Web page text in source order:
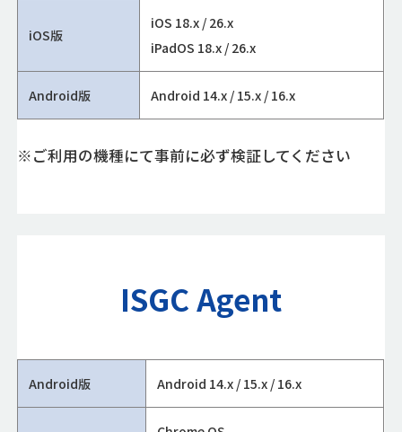
iOS版
iOS 18.x / 26.x
iPadOS 18.x / 26.x
Android版 Android 14.x / 15.x / 16.x
※ご利用の機種にて事前に必ず検証してください
ISGC Agent
Android版 Android 14.x / 15.x / 16.x